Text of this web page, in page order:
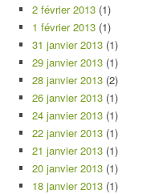
2 février 2013 (1)
1 février 2013 (1)
31 janvier 2013 (1)
29 janvier 2013 (1)
28 janvier 2013 (2)
26 janvier 2013 (1)
24 janvier 2013 (1)
22 janvier 2013 (1)
21 janvier 2013 (1)
20 janvier 2013 (1)
18 janvier 2013 (1)